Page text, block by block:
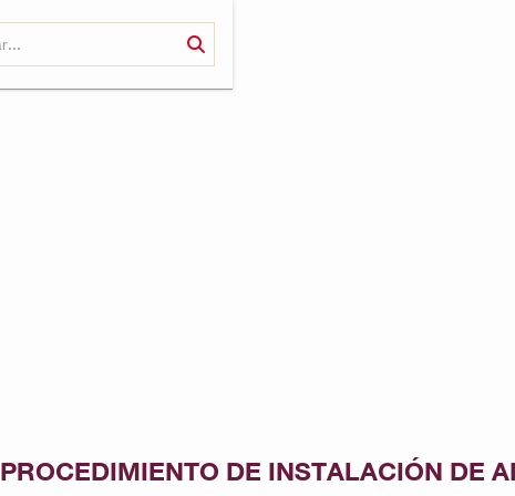
PROCEDIMIENTO DE INSTALACIÓN DE